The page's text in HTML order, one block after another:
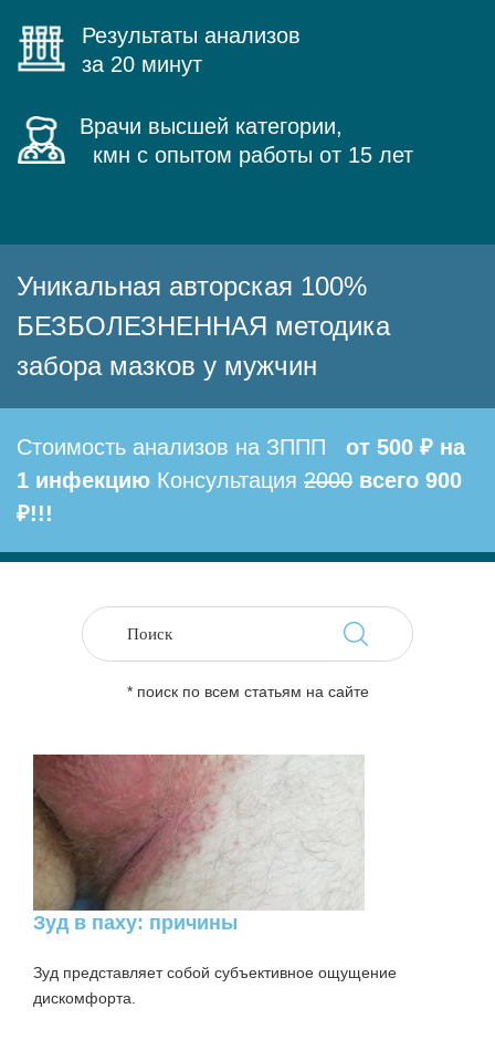
Результаты анализов
за 20 минут
Врачи высшей категории,
кмн с опытом работы от 15 лет
Уникальная авторская 100%
БЕЗБОЛЕЗНЕННАЯ методика
забора мазков у мужчин
Стоимость анализов на ЗППП
от 500 ₽ на
1 инфекцию Консультация 2000 всего 900
₽!!!
* поиск по всем статьям на сайте
Зуд в паху: причины
Зуд представляет собой субъективное ощущение
дискомфорта.